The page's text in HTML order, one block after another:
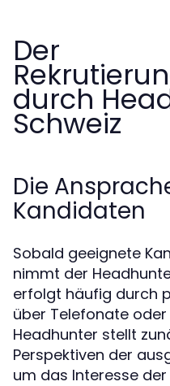
Der
durch
Schweiz
Die
Kandidaten
Sobald geeignete
nimmt der
erfolgt häufig durch
über Telefonate
Headhunter stellt
Perspektiven der
um das Interesse